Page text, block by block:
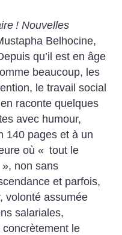
! Nouvelles
Belhocine,
qu’il est en âge
beaucoup, les
le travail social
raconte quelques
avec humour,
140 pages et à un
où « tout le
», non sans
et parfois,
volonté assumée
salariales,
le